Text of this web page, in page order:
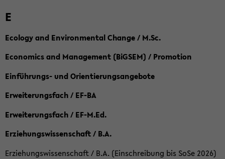
E
Ecology and Environmental Change / M.Sc.
Economics and Management (BiGSEM) / Promotion
Einführungs- und Orientierungsangebote
Erweiterungsfach / EF-BA
Erweiterungsfach / EF-M.Ed.
Erziehungswissenschaft / B.A.
Erziehungswissenschaft / B.A. (Einschreibung bis SoSe 2026)